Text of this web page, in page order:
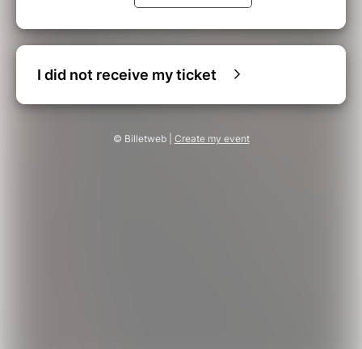
I did not receive my ticket
© Billetweb | Create my event